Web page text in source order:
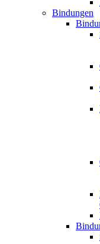
Bindungen